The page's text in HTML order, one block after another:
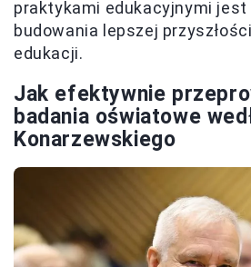
praktykami edukacyjnymi jest
budowania lepszej
edukacji.
Jak efektywnie
badania oświatowe
Konarzewskiego